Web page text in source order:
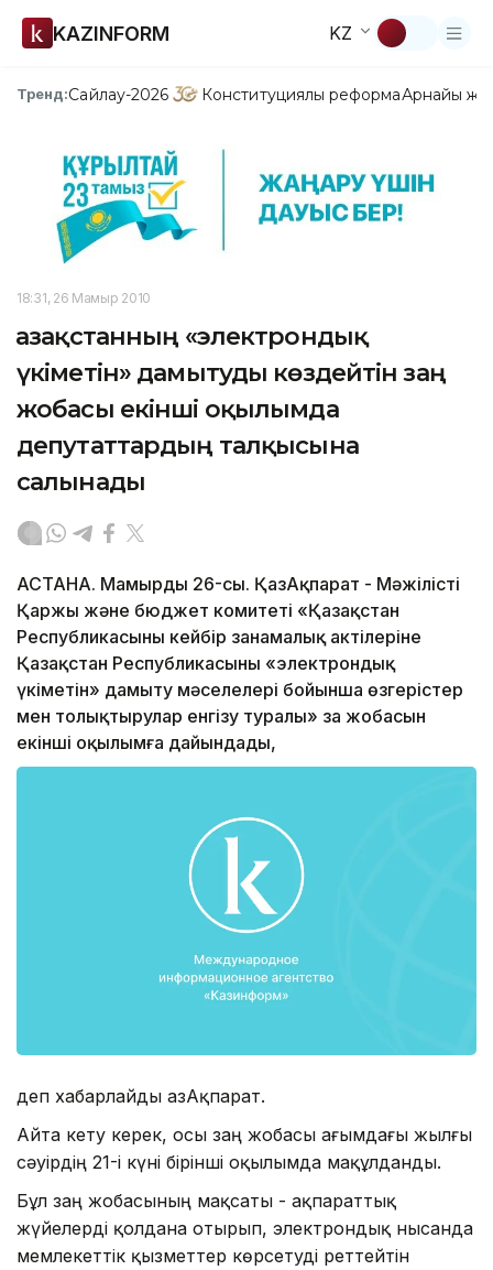
KAZINFORM KZ
Тренд:Сайлау-2026 Конституциялық реформаАрнайы
18:31, 26 Мамыр 2010
Қазақстанның «электрондық
үкіметін» дамытуды көздейтін заң
жобасы екінші оқылымда
депутаттардың талқысына
салынады
АСТАНА. Мамырдың 26-сы. ҚазАқпарат - Мәжілістің
Қаржы және бюджет комитеті «Қазақстан
Республикасының кейбір заңнамалық актілеріне
Қазақстан Республикасының «электрондық
үкіметін» дамыту мәселелері бойынша өзгерістер
мен толықтырулар енгізу туралы» заң жобасын
екінші оқылымға дайындады,
деп хабарлайды ҚазАқпарат.
Айта кету керек, осы заң жобасы ағымдағы жылғы
сәуірдің 21-і күні бірінші оқылымда мақұлданды.
Бұл заң жобасының мақсаты - ақпараттық
жүйелерді қолдана отырып, электрондық нысанда
мемлекеттік қызметтер көрсетуді реттейтін